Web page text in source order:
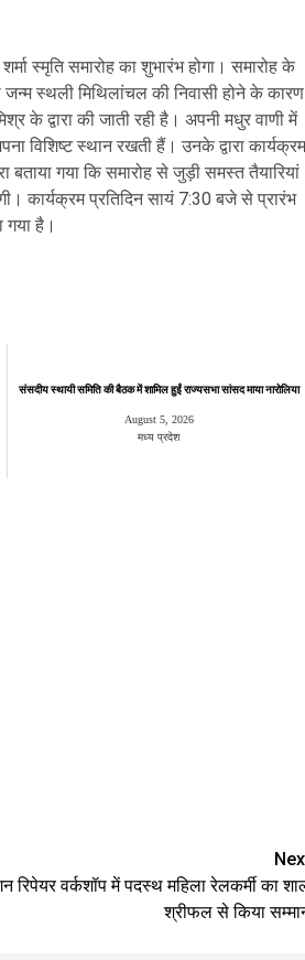
स्मृति समारोह का शुभारंभ होगा। समारोह के
जन्म स्थली मिथिलांचल की निवासी होने के कारण
के द्वारा की जाती रही है। अपनी मधुर वाणी में
विशिष्ट स्थान रखती हैं। उनके द्वारा कार्यक्रम
बताया गया कि समारोह से जुड़ी समस्त तैयारियां
कार्यक्रम प्रतिदिन सायं 7:30 बजे से प्रारंभ
गया है।
संसदीय स्थायी समिति की बैठक में शामिल हुईं राज्यसभा सांसद माया नारोलिया
August 5, 2026
मध्य प्रदेश
रिपेयर वर्कशॉप में पदस्थ महिला रेलकर्मी का
श्रीफल से किया